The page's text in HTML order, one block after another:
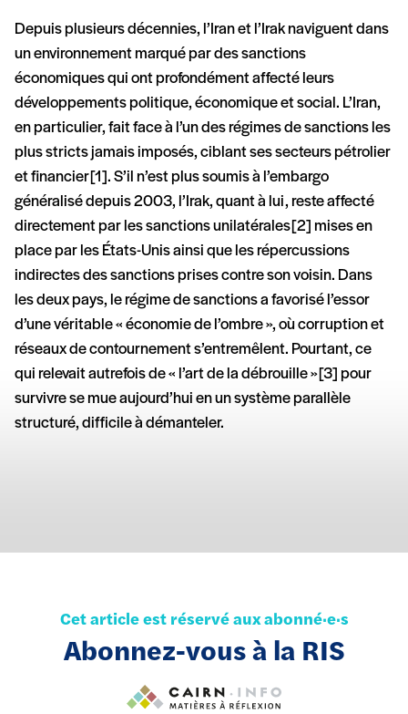
Depuis plusieurs décennies, l’Iran et l’Irak naviguent dans
un environnement marqué par des sanctions
économiques qui ont profondément affecté leurs
développements politique, économique et social. L’Iran,
en particulier, fait face à l’un des régimes de sanctions les
plus stricts jamais imposés, ciblant ses secteurs pétrolier
et financier [1]. S’il n’est plus soumis à l’embargo
généralisé depuis 2003, l’Irak, quant à lui, reste affecté
directement par les sanctions unilatérales [2] mises en
place par les États-Unis ainsi que les répercussions
indirectes des sanctions prises contre son voisin. Dans
les deux pays, le régime de sanctions a favorisé l’essor
d’une véritable « économie de l’ombre », où corruption et
réseaux de contournement s’entremêlent. Pourtant, ce
qui relevait autrefois de « l’art de la débrouille » [3] pour
survivre se mue aujourd’hui en un système parallèle
structuré, difficile à démanteler.
Cet article est réservé aux abonné·e·s
Abonnez-vous à la RIS